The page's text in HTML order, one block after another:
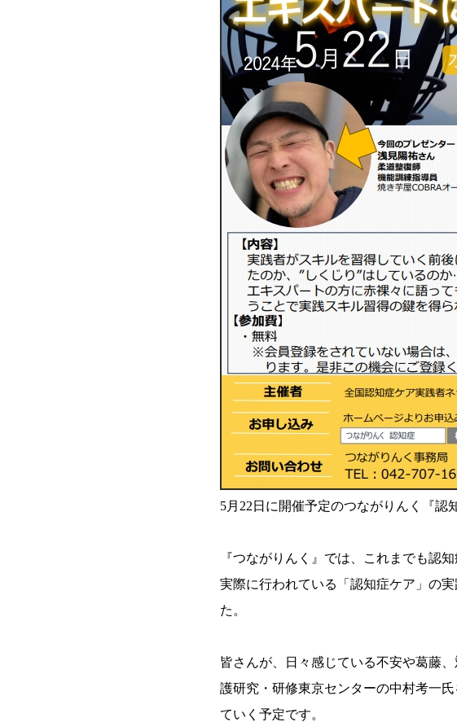
5月22日に開催予定のつながりんく『認
『つながりんく』では、これまでも認
実際に行われている「認知症ケア」の
た。
皆さんが、日々感じている不安や葛藤
護研究・研修東京センターの中村考一
ていく予定です。